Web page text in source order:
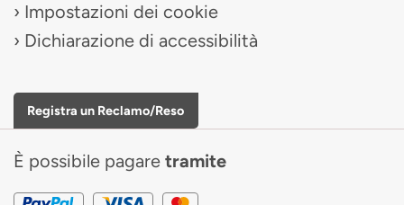
Impostazioni dei cookie
Dichiarazione di accessibilità
Registra un Reclamo/Reso
È possibile pagare tramite